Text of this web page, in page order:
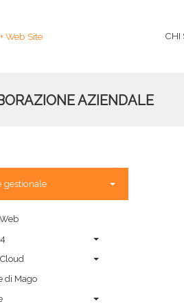
CHI
AZIENDALE
gestionale
di Mago